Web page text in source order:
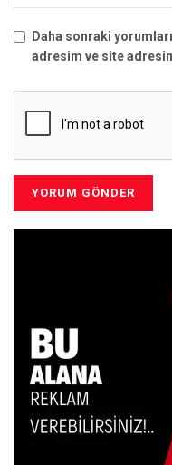
Daha sonraki
adresim ve site